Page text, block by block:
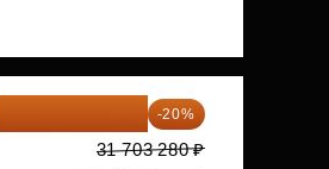
-20%
31 703 280 ₽